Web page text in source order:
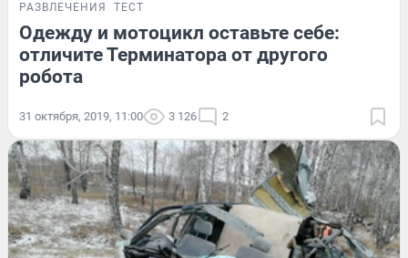
РАЗВЛЕЧЕНИЯ ТЕСТ
Одежду и мотоцикл оставьте себе:
отличите Терминатора от другого
робота
31 октября, 2019, 11:00 3 126 2